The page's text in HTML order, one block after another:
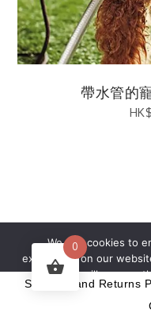
帶水管的
0
We use cookies to
experience on our
will assume
Shipping and Returns